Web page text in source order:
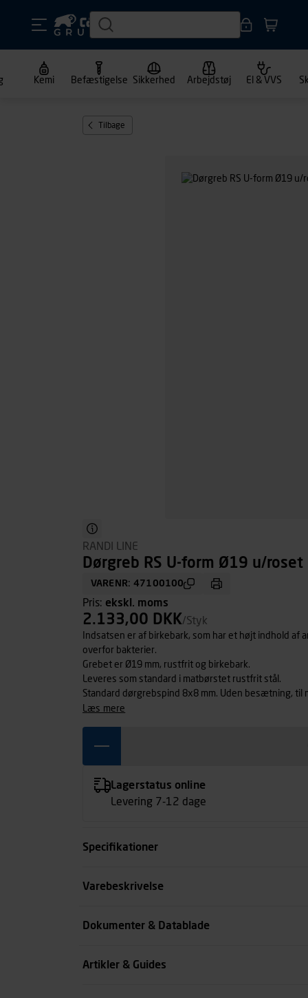
Kemi Befæstigelse Sikkerhed Arbejdstøj El & VVS
Tilbage
RANDI LINE
Dørgreb RS U-form Ø19 u/
VARENR: 47100100
Pris: ekskl. moms
2.133,00 DKK/Styk
Indsatsen er af birkebark, som har et højt indhold
overfor bakterier.
Grebet er Ø19 mm, rustfrit og birkebark.
Leveres som standard i matbørstet rustfrit stål.
Standard dørgrebspind 8x8 mm. Uden besætning, til
læs mere
Lagerstatus online
Levering 7-12 dage
Specifikationer
Dørtykkelse mm
Varebeskrivelse
Dokumenter & Datablade
Artikler & Guides